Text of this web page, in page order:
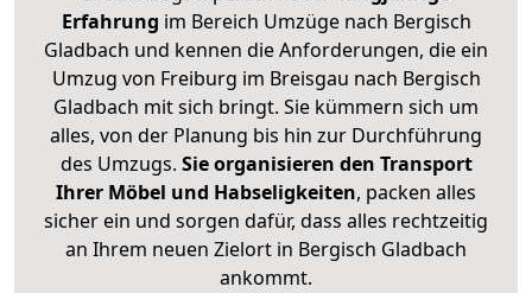
Erfahrung im Bereich Umzüge nach Bergisch
Gladbach und kennen die Anforderungen, die ein
Umzug von Freiburg im Breisgau nach Bergisch
Gladbach mit sich bringt. Sie kümmern sich um
alles, von der Planung bis hin zur Durchführung
des Umzugs. Sie organisieren den Transport
Ihrer Möbel und Habseligkeiten, packen alles
sicher ein und sorgen dafür, dass alles rechtzeitig
an Ihrem neuen Zielort in Bergisch Gladbach
ankommt.